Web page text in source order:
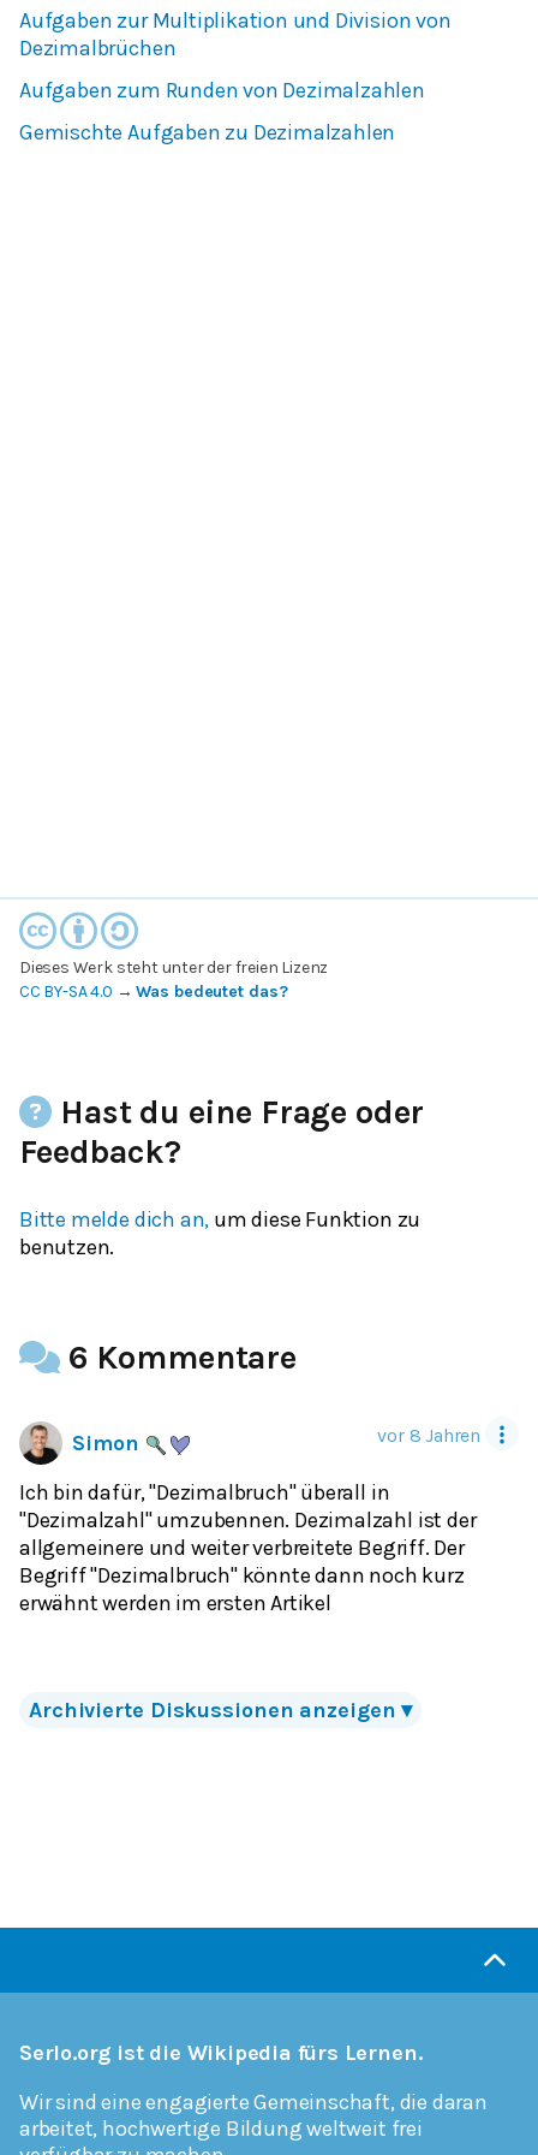
Aufgaben zur Multiplikation und Division von
Dezimalbrüchen
Aufgaben zum Runden von Dezimalzahlen
Gemischte Aufgaben zu Dezimalzahlen
Dieses Werk steht unter der freien Lizenz
CC BY-SA 4.0 →Was bedeutet das?
Hast du eine Frage oder
Feedback?
Bitte melde dich an, um diese Funktion zu
benutzen.
6 Kommentare
Simon vor 8 Jahren
Ich bin dafür, "Dezimalbruch" überall in
"Dezimalzahl" umzubennen. Dezimalzahl ist der
allgemeinere und weiter verbreitete Begriff. Der
Begriff "Dezimalbruch" könnte dann noch kurz
erwähnt werden im ersten Artikel
Archivierte Diskussionen anzeigen ▾
Serlo.org ist die Wikipedia fürs Lernen.
Wir sind eine engagierte Gemeinschaft, die daran
arbeitet, hochwertige Bildung weltweit frei